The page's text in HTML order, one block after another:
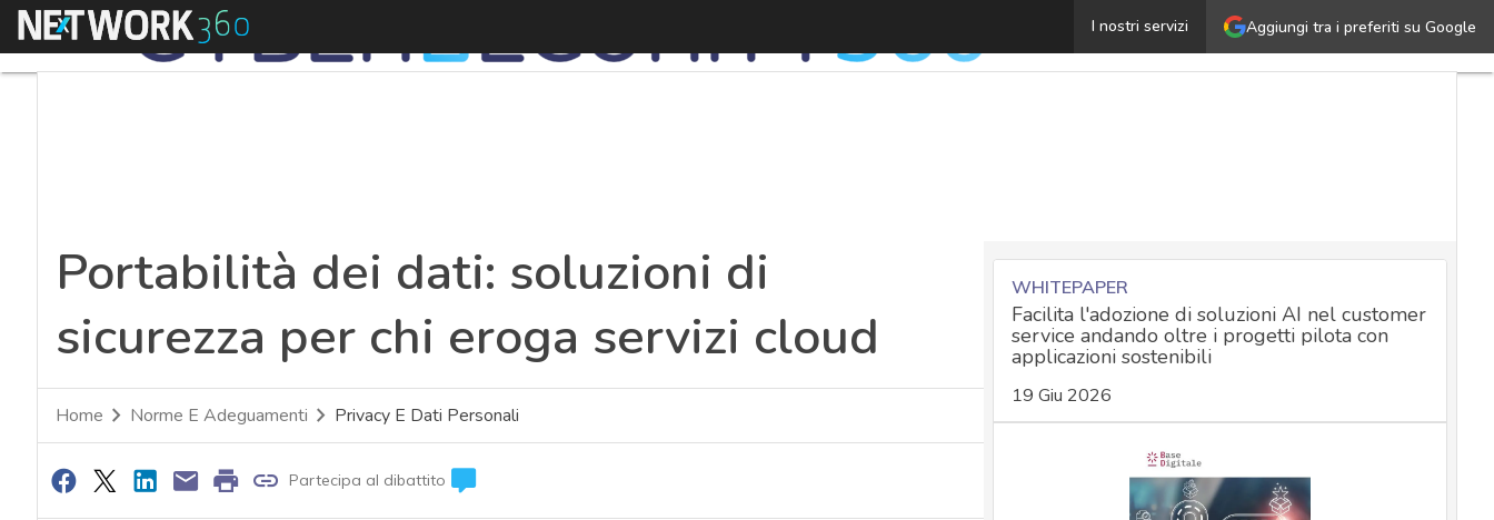
Aggiungi tra i preferiti su Google
I nostri servizi
Menu Portabilità dei dati: soluzioni di sicurezza per chi eroga
Portabilità dei dati: soluzioni di
sicurezza per chi eroga servizi cloud
Home Norme E Adeguamenti Privacy E Dati Personali
Partecipa al dibattito
WHITEPAPER
Facilita l'adozione di soluzioni AI nel customer
service andando oltre i progetti pilota con
applicazioni sostenibili
19 Giu 2026